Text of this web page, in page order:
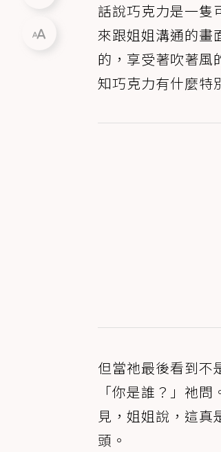
話說巧克力是一隻
來跟姐姐溝通的畫
的，享受著吹著風
知巧克力有什麼特
但當祂最後看到不
「你是誰？」祂
見，姐姐說，這真
頭。